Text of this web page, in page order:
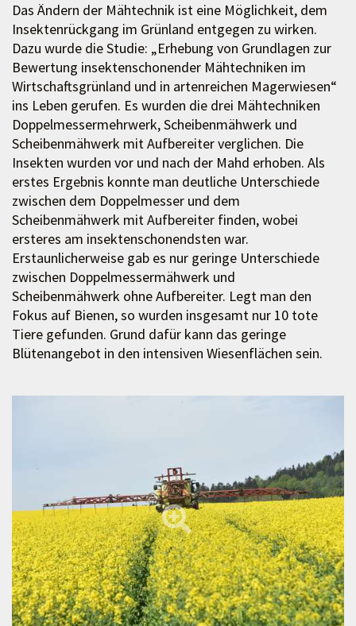
Das Ändern der Mähtechnik ist eine Möglichkeit, dem
Insektenrückgang im Grünland entgegen zu wirken.
Dazu wurde die Studie: „Erhebung von Grundlagen zur
Bewertung insektenschonender Mähtechniken im
Wirtschaftsgrünland und in artenreichen Magerwiesen“
ins Leben gerufen. Es wurden die drei Mähtechniken
Doppelmessermehrwerk, Scheibenmähwerk und
Scheibenmähwerk mit Aufbereiter verglichen. Die
Insekten wurden vor und nach der Mahd erhoben. Als
erstes Ergebnis konnte man deutliche Unterschiede
zwischen dem Doppelmesser und dem
Scheibenmähwerk mit Aufbereiter finden, wobei
ersteres am insektenschonendsten war.
Erstaunlicherweise gab es nur geringe Unterschiede
zwischen Doppelmessermähwerk und
Scheibenmähwerk ohne Aufbereiter. Legt man den
Fokus auf Bienen, so wurden insgesamt nur 10 tote
Tiere gefunden. Grund dafür kann das geringe
Blütenangebot in den intensiven Wiesenflächen sein.